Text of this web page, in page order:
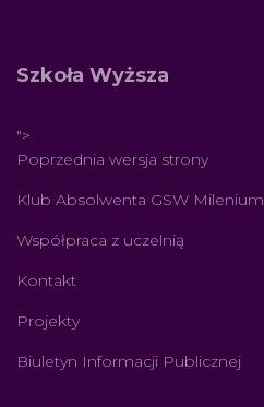
Szkoła Wyższa
">
Poprzednia wersja strony
Klub Absolwenta GSW Milenium
Współpraca z uczelnią
Kontakt
Projekty
Biuletyn Informacji Publicznej